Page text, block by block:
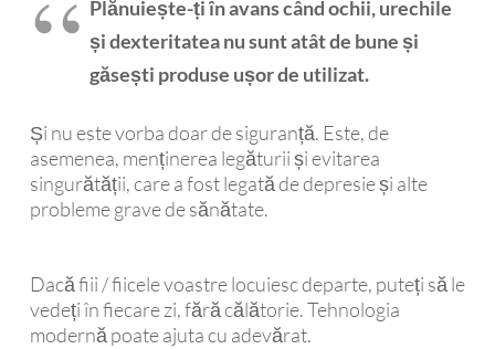
Plănuiește-ți în avans când ochii, urechile
și dexteritatea nu sunt atât de bune și
găsești produse ușor de utilizat.
Și nu este vorba doar de siguranță. Este, de
asemenea, menținerea legăturii și evitarea
singurătății, care a fost legată de depresie și alte
probleme grave de sănătate.
Dacă fiii / fiicele voastre locuiesc departe, puteți să le
vedeți în fiecare zi, fără călătorie. Tehnologia
modernă poate ajuta cu adevărat.